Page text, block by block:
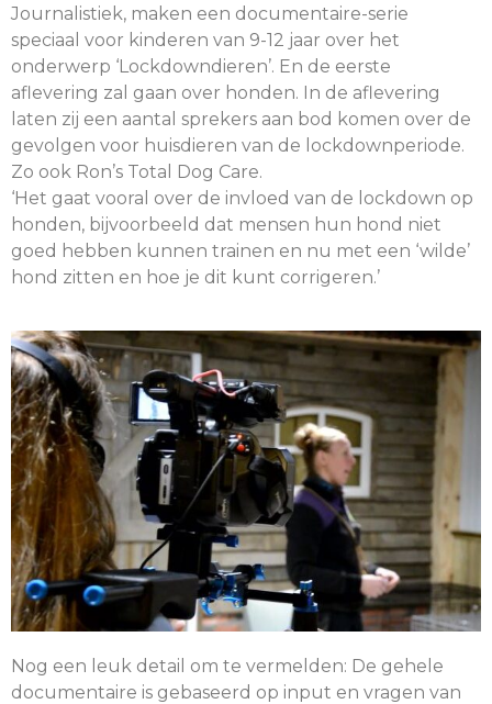
Journalistiek, maken een documentaire-serie
speciaal voor kinderen van 9-12 jaar over het
onderwerp ‘Lockdowndieren’. En de eerste
aflevering zal gaan over honden. In de aflevering
laten zij een aantal sprekers aan bod komen over de
gevolgen voor huisdieren van de lockdownperiode.
Zo ook Ron’s Total Dog Care.
‘Het gaat vooral over de invloed van de lockdown op
honden, bijvoorbeeld dat mensen hun hond niet
goed hebben kunnen trainen en nu met een ‘wilde’
hond zitten en hoe je dit kunt corrigeren.’
Nog een leuk detail om te vermelden: De gehele
documentaire is gebaseerd op input en vragen van